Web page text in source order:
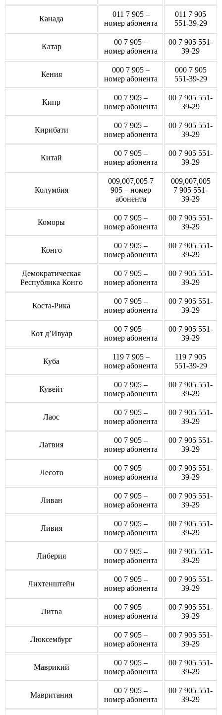
Канада
011 7 905 –
номер абонента
011 7 905
551-39-29
Катар
00 7 905 –
номер абонента
00 7 905 551-
39-29
Кения
000 7 905 –
номер абонента
000 7 905
551-39-29
Кипр
00 7 905 –
номер абонента
00 7 905 551-
39-29
Кирибати
00 7 905 –
номер абонента
00 7 905 551-
39-29
Китай
00 7 905 –
номер абонента
00 7 905 551-
39-29
Колумбия
009,007,005 7
905 – номер
абонента
009,007,005
7 905 551-
39-29
Коморы
00 7 905 –
номер абонента
00 7 905 551-
39-29
Конго
00 7 905 –
номер абонента
00 7 905 551-
39-29
Демократическая
Республика Конго
00 7 905 –
номер абонента
00 7 905 551-
39-29
Коста-Рика
00 7 905 –
номер абонента
00 7 905 551-
39-29
Кот д’Ивуар
00 7 905 –
номер абонента
00 7 905 551-
39-29
Куба
119 7 905 –
номер абонента
119 7 905
551-39-29
Кувейт
00 7 905 –
номер абонента
00 7 905 551-
39-29
Лаос
00 7 905 –
номер абонента
00 7 905 551-
39-29
Латвия
00 7 905 –
номер абонента
00 7 905 551-
39-29
Лесото
00 7 905 –
номер абонента
00 7 905 551-
39-29
Ливан
00 7 905 –
номер абонента
00 7 905 551-
39-29
Ливия
00 7 905 –
номер абонента
00 7 905 551-
39-29
Либерия
00 7 905 –
номер абонента
00 7 905 551-
39-29
Лихтенштейн
00 7 905 –
номер абонента
00 7 905 551-
39-29
Литва
00 7 905 –
номер абонента
00 7 905 551-
39-29
Люксембург
00 7 905 –
номер абонента
00 7 905 551-
39-29
Маврикий
00 7 905 –
номер абонента
00 7 905 551-
39-29
Мавритания
00 7 905 –
номер абонента
00 7 905 551-
39-29